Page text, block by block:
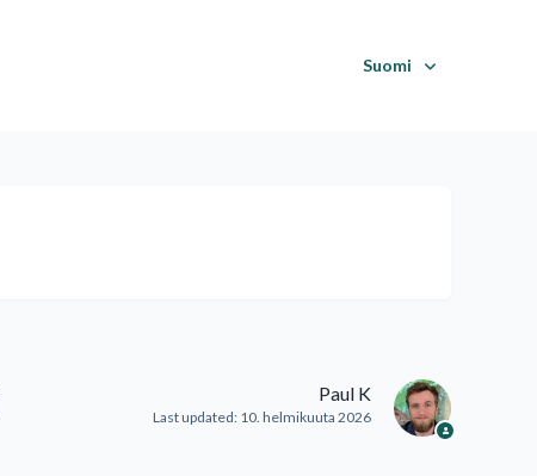
Suomi
Paul K
Last updated: 10. helmikuuta 2026